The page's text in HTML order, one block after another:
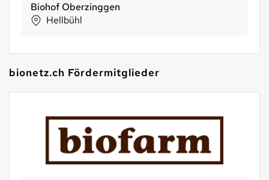
Biohof Oberzinggen
Hellbühl
bionetz.ch Fördermitglieder